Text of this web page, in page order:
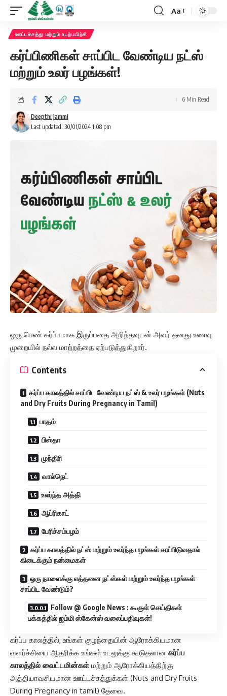
Font
Aa
ஊட்டச்சத்து மற்றும் உடற்பயிற்சி
கர்ப்பிணிகள் சாப்பிட வேண்டிய நட்ஸ்
மற்றும் உலர் பழங்கள்!
Last updated: 30/01/2024 1:08 pm
Deepthi Jammi
6 Min Read
ஒரு பெண் கர்ப்பமாக இருப்பதை அறிந்தவுடன் அவர் தனது உணவு
முறையில் நல்ல மாற்றத்தை ஏற்படுத்துகிறார்.
Contents
கர்ப்ப காலத்தில் சாப்பிட வேண்டிய நட்ஸ் & உலர் பழங்கள் (Nuts
and Dry Fruits During Pregnancy in Tamil)
பாதம்
பிஸ்தா
முந்திரி
வால்நெட்
உலர்ந்த அத்தி
ஆப்ரிகாட்
பேரிச்சம்பழம்
கர்ப்ப காலத்தில் நட்ஸ் மற்றும் உலர்ந்த பழங்கள் சாப்பிடுவதால்
கிடைக்கும் நன்மைகள்
ஒரு நாளைக்கு எத்தனை நட்ஸ்கள் மற்றும் உலர்ந்த பழங்கள்
சாப்பிட வேண்டும்?
Follow @ Google News : கூகுள் செய்திகள்
பக்கத்தில் ஜம்மி ஸ்கேன்ஸ் வலைப்பதிவுகள்!
கர்ப்ப காலத்தில், உங்கள் குழந்தையின் ஆரோக்கியமான
வளர்ச்சியை ஆதரிக்க உங்கள் உடலுக்கு கூடுதலான கர்ப்ப
காலத்தில் வைட்டமின்கள்மற்றும் ஆரோக்கியத்திற்கு
அத்தியாவசியமான ஊட்டச்சத்துக்கள் (Nuts and Dry Fruits
During Pregnancy in tamil) தேவை.